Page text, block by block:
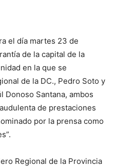
el día martes 23 de
de la capital de la
en la que se
de la DC., Pedro Soto y
Donoso Santana, ambos
de prestaciones
por la prensa como
Regional de la Provincia